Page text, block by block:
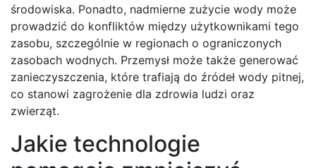
środowiska. Ponadto, nadmierne zużycie wody może
prowadzić do konfliktów między użytkownikami tego
zasobu, szczególnie w regionach o ograniczonych
zasobach wodnych. Przemysł może także generować
zanieczyszczenia, które trafiają do źródeł wody pitnej,
co stanowi zagrożenie dla zdrowia ludzi oraz
zwierząt.
Jakie technologie